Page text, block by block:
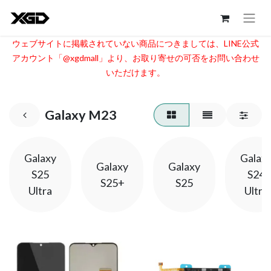
ウェブサイトに掲載されていない商品につきましては、LINE公式
アカウント「@xgdmall」より、お取り寄せの可否をお問い合わせ
いただけます。​
Galaxy M23
Galaxy
S25
Ultra
Galaxy
S25+
Galaxy
S25
S24
Ultra